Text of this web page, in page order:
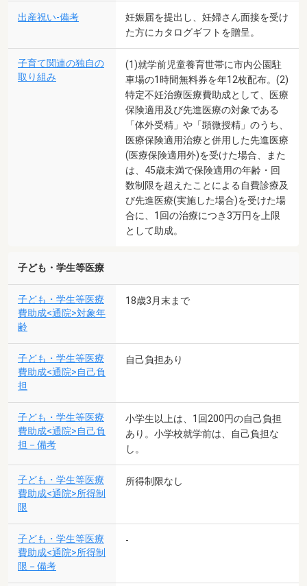
出産祝い-備考
妊娠届を提出し、妊婦さん面接を受け
た方にカタログギフトを贈呈。
子育て関連の独自の
取り組み
(1)就学前児童養育世帯に市内公園駐
車場の1時間無料券を年12枚配布。(2)
特定不妊治療医療費助成として、医療
保険適用及び先進医療の対象である
「体外受精」や「顕微授精」のうち、
医療保険適用治療と併用した先進医療
(医療保険適用外)を受けた場合、また
は、45歳未満で保険適用の年齢・回
数制限を超えたことによる自費診療及
び先進医療(実施した場合)を受けた場
合に、1回の治療につき3万円を上限
として助成。
子ども・学生等医療
子ども・学生等医療
費助成<通院>対象年
齢
18歳3月末まで
子ども・学生等医療
費助成<通院>自己負
担
自己負担あり
子ども・学生等医療
費助成<通院>自己負
担－備考
小学生以上は、1回200円の自己負担
あり。小学校就学前は、自己負担な
し。
子ども・学生等医療
費助成<通院>所得制
限
所得制限なし
子ども・学生等医療
費助成<通院>所得制
限－備考
-